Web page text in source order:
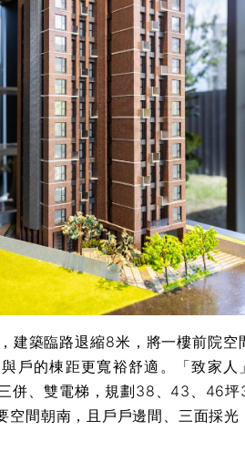
築臨路退縮8米，將一樓前院空
戶的棟距更寬裕舒適。「致家人
併、雙電梯，規劃38、43、46
空間朝南，且戶戶邊間、三面採光